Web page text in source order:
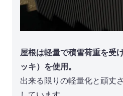
屋根は軽量で積雪荷重を受
ッキ）を使用。
出来る限りの軽量化と頑丈